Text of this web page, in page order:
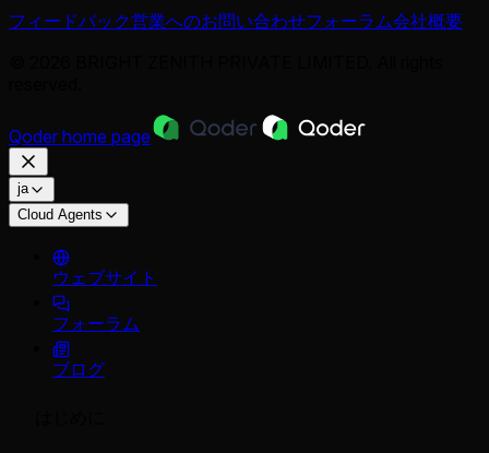
フィードバック営業へのお問い合わせフォーラム会社概要
Qoder home page
ja
Cloud Agents
ウェブサイト
フォーラム
ブログ